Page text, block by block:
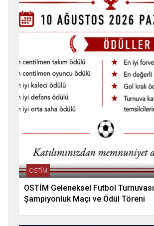
OSTİM
OSTİM Geleneksel Futbol Turnuvası
Şampiyonluk Maçı ve Ödül Töreni